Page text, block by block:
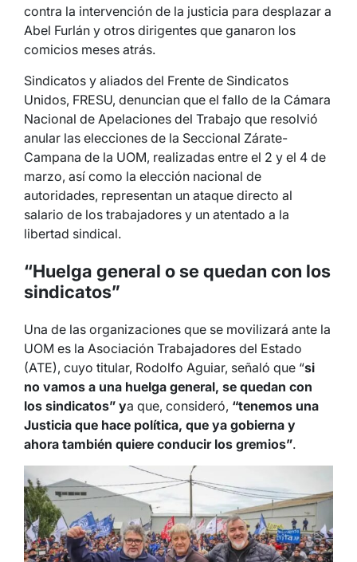
contra la intervención de la justicia para desplazar a
Abel Furlán y otros dirigentes que ganaron los
comicios meses atrás.
Sindicatos y aliados del Frente de Sindicatos
Unidos, FRESU, denuncian que el fallo de la Cámara
Nacional de Apelaciones del Trabajo que resolvió
anular las elecciones de la Seccional Zárate-
Campana de la UOM, realizadas entre el 2 y el 4 de
marzo, así como la elección nacional de
autoridades, representan un ataque directo al
salario de los trabajadores y un atentado a la
libertad sindical.
“Huelga general o se quedan con los
sindicatos”
Una de las organizaciones que se movilizará ante la
UOM es la Asociación Trabajadores del Estado
(ATE), cuyo titular, Rodolfo Aguiar, señaló que “si
no vamos a una huelga general, se quedan con
los sindicatos” ya que, consideró, “tenemos una
Justicia que hace política, que ya gobierna y
ahora también quiere conducir los gremios”.